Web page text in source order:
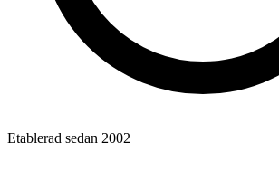
Etablerad sedan 2002